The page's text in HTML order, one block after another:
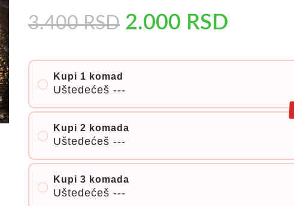
3.400RSD 2.000 RSD
Kupi 1 komad
Uštedećeš ---
Kupi 2 komada
Uštedećeš ---
Kupi 3 komada
Uštedećeš ---